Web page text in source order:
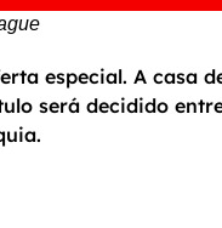
especial. A casa
será decidido